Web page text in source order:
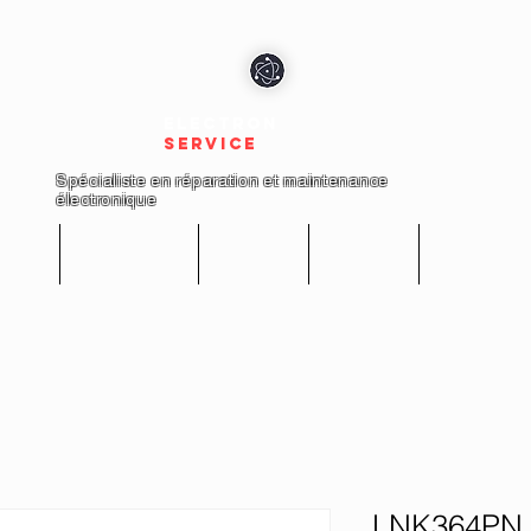
service
Spécialiste en réparation et maintenance
électronique